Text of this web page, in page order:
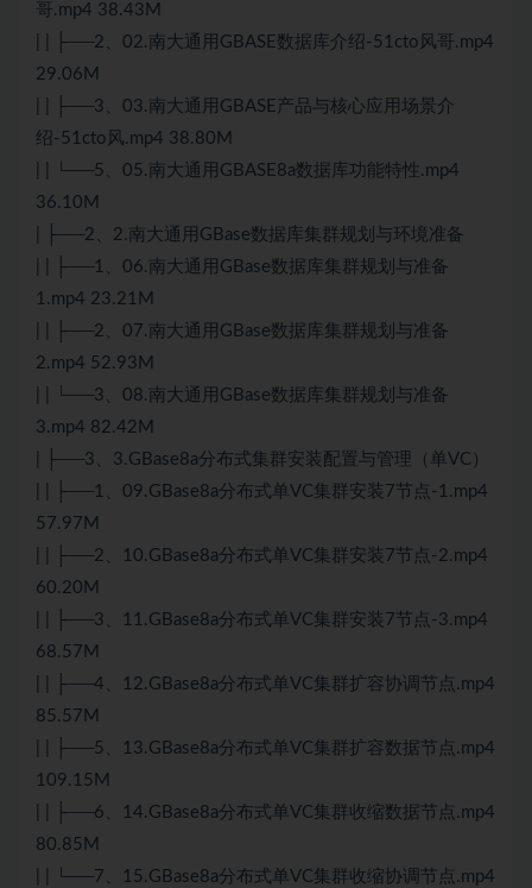
哥.mp4 38.43M
| | ├──2、02.南大通用GBASE数据库介绍-51cto风哥.mp4
29.06M
| | ├──3、03.南大通用GBASE产品与核心应用场景介
绍-51cto风.mp4 38.80M
| | └──5、05.南大通用GBASE8a数据库功能特性.mp4
36.10M
| ├──2、2.南大通用GBase数据库集群规划与环境准备
| | ├──1、06.南大通用GBase数据库集群规划与准备
1.mp4 23.21M
| | ├──2、07.南大通用GBase数据库集群规划与准备
2.mp4 52.93M
| | └──3、08.南大通用GBase数据库集群规划与准备
3.mp4 82.42M
| ├──3、3.GBase8a分布式集群安装配置与管理（单VC）
| | ├──1、09.GBase8a分布式单VC集群安装7节点-1.mp4
57.97M
| | ├──2、10.GBase8a分布式单VC集群安装7节点-2.mp4
60.20M
| | ├──3、11.GBase8a分布式单VC集群安装7节点-3.mp4
68.57M
| | ├──4、12.GBase8a分布式单VC集群扩容协调节点.mp4
85.57M
| | ├──5、13.GBase8a分布式单VC集群扩容数据节点.mp4
109.15M
| | ├──6、14.GBase8a分布式单VC集群收缩数据节点.mp4
80.85M
| | └──7、15.GBase8a分布式单VC集群收缩协调节点.mp4